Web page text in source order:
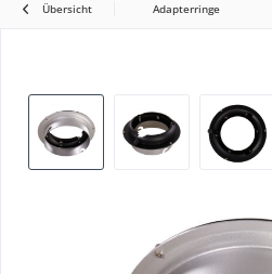
Übersicht Adapterringe